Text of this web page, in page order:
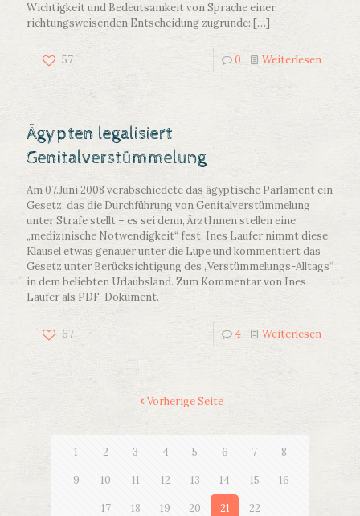
Wichtigkeit und Bedeutsamkeit von Sprache einer
richtungsweisenden Entscheidung zugrunde: […]
57 0 Weiterlesen
Ägypten legalisiert
Genitalverstümmelung
Am 07.Juni 2008 verabschiedete das ägyptische Parlament ein
Gesetz, das die Durchführung von Genitalverstümmelung
unter Strafe stellt – es sei denn, ÄrztInnen stellen eine
„medizinische Notwendigkeit“ fest. Ines Laufer nimmt diese
Klausel etwas genauer unter die Lupe und kommentiert das
Gesetz unter Berücksichtigung des „Verstümmelungs-Alltags“
in dem beliebten Urlaubsland. Zum Kommentar von Ines
Laufer als PDF-Dokument.
67 4 Weiterlesen
Vorherige Seite
1 2 3 4 5 6 7 8
9 10 11 12 13 14 15 16
17 18 19 20 21 22